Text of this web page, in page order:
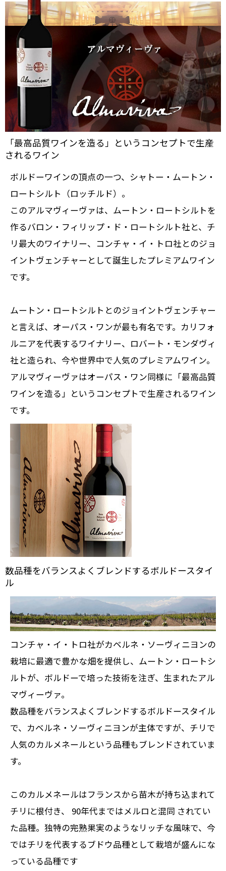
「最高品質ワインを造る」というコンセプトで生産
されるワイン
ボルドーワインの頂点の一つ、シャトー・ムートン・
ロートシルト（ロッチルド）。
このアルマヴィーヴァは、ムートン・ロートシルトを
作るバロン・フィリップ・ド・ロートシルト社と、 チ
リ最大のワイナリー、コンチャ・イ・トロ社とのジョ
イントヴェンチャーとして誕生したプレミアムワイン
です。
ムートン・ロートシルトとのジョイントヴェンチャー
と言えば、オーパス・ワンが最も有名です。カリフォ
ルニアを代表するワイナリー、 ロバート・モンダヴィ
社と造られ、今や世界中で人気のプレミアムワイン。
アルマヴィーヴァはオーパス・ワン同様に 「最高品質
ワインを造る」というコンセプトで生産されるワイン
です。
数品種をバランスよくブレンドするボルドースタイ
ル
コンチャ・イ・トロ社がカベルネ・ソーヴィニヨンの
栽培に最適で豊かな畑を提供し、 ムートン・ロートシ
ルトが、ボルドーで培った技術を注ぎ、生まれたアル
マヴィーヴァ。
数品種をバランスよくブレンドするボルドースタイル
で、 カベルネ・ソーヴィニヨンが主体ですが、チリで
人気のカルメネールという品種もブレンドされていま
す。
このカルメネールはフランスから苗木が持ち込まれて
チリに根付き、 90年代まではメルロと混同 されてい
た品種。 独特の完熟果実のようなリッチな風味で、今
ではチリを代表するブドウ品種として栽培が盛んにな
っている品種です